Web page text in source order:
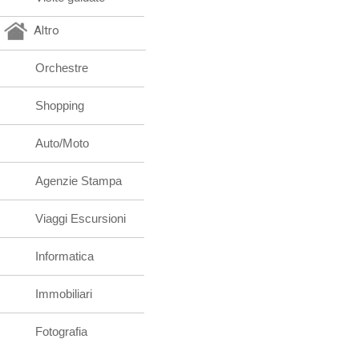
Altro
Orchestre
Shopping
Auto/Moto
Agenzie Stampa
Viaggi Escursioni
Informatica
Immobiliari
Fotografia